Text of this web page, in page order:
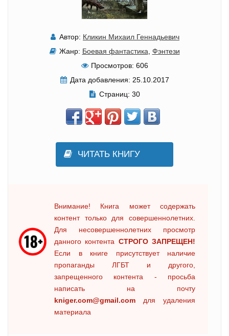
Автор: Кликин Михаил Геннадьевич
Жанр: Боевая фантастика Фэнтези
Просмотров: 606
Дата добавления: 25.10.2017
Страниц: 30
ЧИТАТЬ КНИГУ
Внимание! Книга может содержать
контент только для совершеннолетних.
Для несовершеннолетних просмотр
данного контента СТРОГО ЗАПРЕЩЕН!
Если в книге присутствует наличие
пропаганды ЛГБТ и другого,
запрещенного контента - просьба
написать на почту
kniger.com@gmail.com для удаления
материала